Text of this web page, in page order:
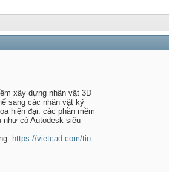
xây dựng nhân vật 3D
sang các nhân vật kỹ
hiện đại: các phần mềm
như có Autodesk siêu
https://vietcad.com/tin-